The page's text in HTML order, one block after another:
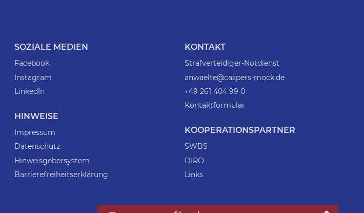
SOZIALE MEDIEN
Facebook
Instagram
LinkedIn
HINWEISE
Impressum
Datenschutz
Hinweisgebersystem
Barrierefreiheitserklärung
KONTAKT
Strafverteidiger-Notdienst
anwaelte@caspers-mock.de
+49 261 404 99 0
Kontaktformular
KOOPERATIONSPARTNER
SWBS
DIRO
Links